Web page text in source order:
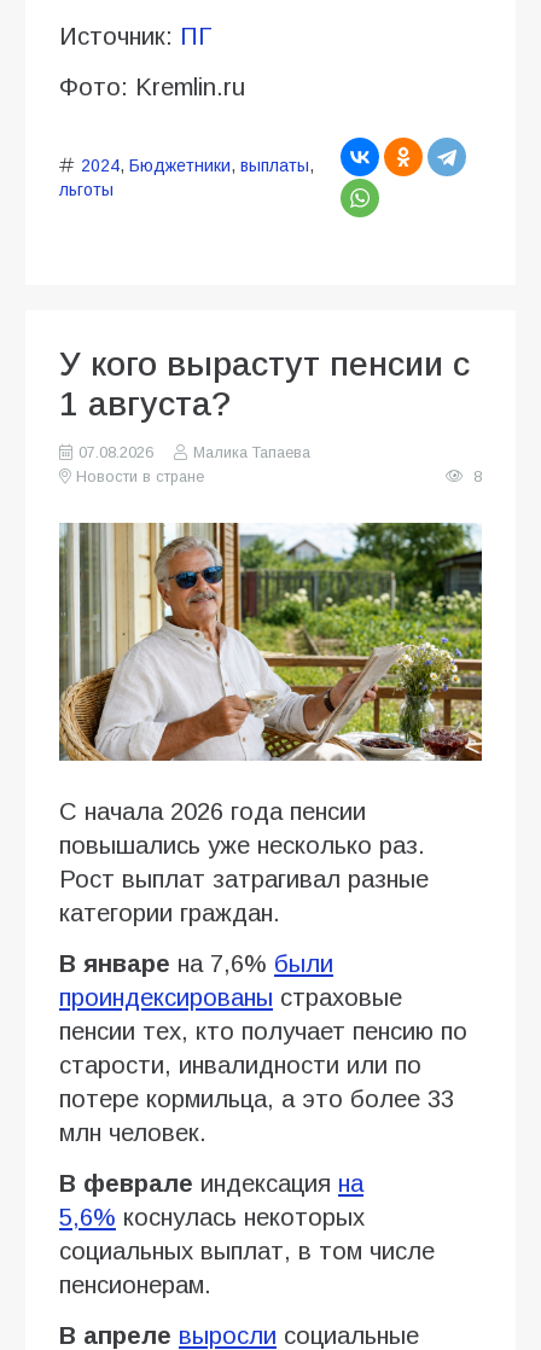
Источник: ПГ
Фото: Kremlin.ru
2024, Бюджетники, выплаты,
льготы
У кого вырастут пенсии с
1 августа?
07.08.2026
Малика Тапаева
Новости в стране
8
С начала 2026 года пенсии
повышались уже несколько раз.
Рост выплат затрагивал разные
категории граждан.
В январе на 7,6% были
проиндексированы страховые
пенсии тех, кто получает пенсию по
старости, инвалидности или по
потере кормильца, а это более 33
млн человек.
В феврале индексация на
5,6% коснулась некоторых
социальных выплат, в том числе
пенсионерам.
В апреле выросли социальные